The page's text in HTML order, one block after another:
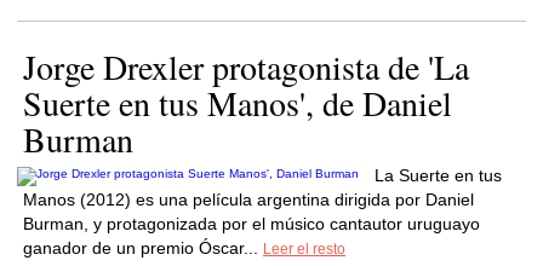
Jorge Drexler protagonista de 'La
Suerte en tus Manos', de Daniel
Burman
La Suerte en tus
Manos (2012) es una película argentina dirigida por Daniel
Burman, y protagonizada por el músico cantautor uruguayo
ganador de un premio Óscar...
Leer el resto